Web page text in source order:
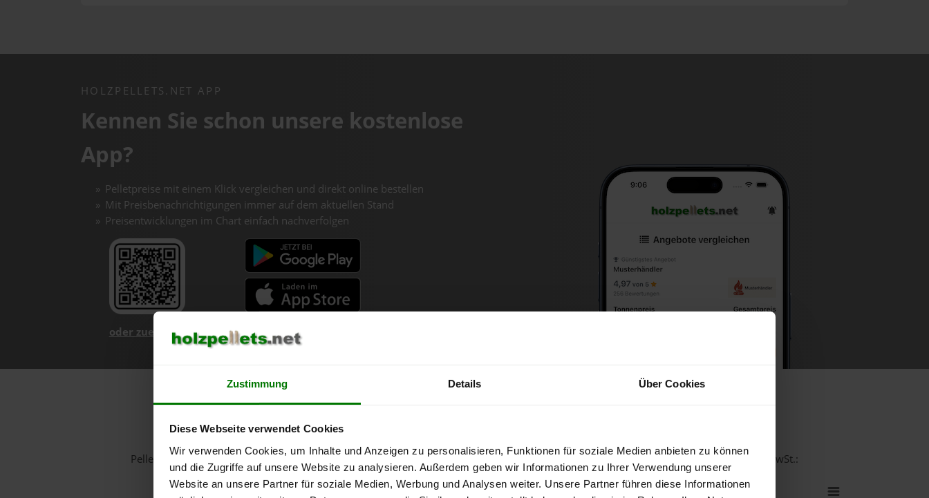
Zustimmung Details Über Cookies
Diese Webseite verwendet Cookies
Wir verwenden Cookies, um Inhalte und Anzeigen zu personalisieren, Funktionen für soziale Medien anbieten zu können
und die Zugriffe auf unsere Website zu analysieren. Außerdem geben wir Informationen zu Ihrer Verwendung unserer
Website an unsere Partner für soziale Medien, Werbung und Analysen weiter. Unsere Partner führen diese Informationen
HOLZPELLETS.NET APP
Kennen Sie schon unsere kostenlose
App?
Pelletpreise mit einem Klick vergleichen und direkt online bestellen
Mit Preisbenachrichtigungen immer auf dem aktuellen Stand
Preisentwicklungen im Chart einfach nachverfolgen
oder zuerst mehr über unsere App erfahren
Holzpellets-Chart für Unternberg
Pelletspreise in Unternberg für 1 Tonne bei Abnahmevon 6 Tonnen loser Ware in DINplus-/ENplus-Qualität bei einer Lieferstelle inkl. MwSt.: